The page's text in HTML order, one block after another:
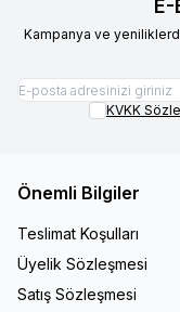
Kampanya ve
KVKK
Önemli Bilgiler
Teslimat Koşulları
Üyelik Sözleşmesi
Satış Sözleşmesi